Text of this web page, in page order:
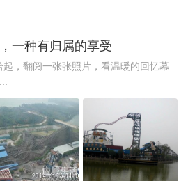
一种有归属的享受
，翻阅一张张照片，看温暖的回忆幕